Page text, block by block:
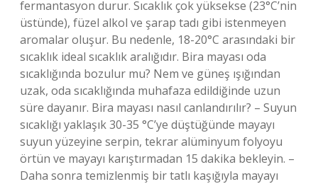
fermantasyon durur. Sıcaklık çok yüksekse (23°C’nin
üstünde), füzel alkol ve şarap tadı gibi istenmeyen
aromalar oluşur. Bu nedenle, 18-20°C arasındaki bir
sıcaklık ideal sıcaklık aralığıdır. Bira mayası oda
sıcaklığında bozulur mu? Nem ve güneş ışığından
uzak, oda sıcaklığında muhafaza edildiğinde uzun
süre dayanır. Bira mayası nasıl canlandırılır? – Suyun
sıcaklığı yaklaşık 30-35 °C’ye düştüğünde mayayı
suyun yüzeyine serpin, tekrar alüminyum folyoyu
örtün ve mayayı karıştırmadan 15 dakika bekleyin. –
Daha sonra temizlenmiş bir tatlı kaşığıyla mayayı